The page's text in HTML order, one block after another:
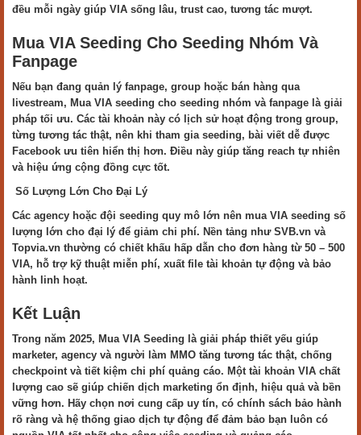
đều mỗi ngày giúp VIA sống lâu, trust cao, tương tác mượt.
Mua VIA Seeding Cho Seeding Nhóm Và
Fanpage
Nếu bạn đang quản lý fanpage, group hoặc bán hàng qua
livestream, Mua VIA seeding cho seeding nhóm và fanpage là giải
pháp tối ưu. Các tài khoản này có lịch sử hoạt động trong group,
từng tương tác thật, nên khi tham gia seeding, bài viết dễ được
Facebook ưu tiên hiển thị hơn. Điều này giúp tăng reach tự nhiên
và hiệu ứng cộng đồng cực tốt.
Số Lượng Lớn Cho Đại Lý
Các agency hoặc đội seeding quy mô lớn nên mua VIA seeding số
lượng lớn cho đại lý để giảm chi phí. Nền tảng như SVB.vn và
Topvia.vn thường có chiết khấu hấp dẫn cho đơn hàng từ 50 – 500
VIA, hỗ trợ kỹ thuật miễn phí, xuất file tài khoản tự động và bảo
hành linh hoạt.
Kết Luận
Trong năm 2025, Mua VIA Seeding là giải pháp thiết yếu giúp
marketer, agency và người làm MMO tăng tương tác thật, chống
checkpoint và tiết kiệm chi phí quảng cáo. Một tài khoản VIA chất
lượng cao sẽ giúp chiến dịch marketing ổn định, hiệu quả và bền
vững hơn. Hãy chọn nơi cung cấp uy tín, có chính sách bảo hành
rõ ràng và hệ thống giao dịch tự động để đảm bảo bạn luôn có